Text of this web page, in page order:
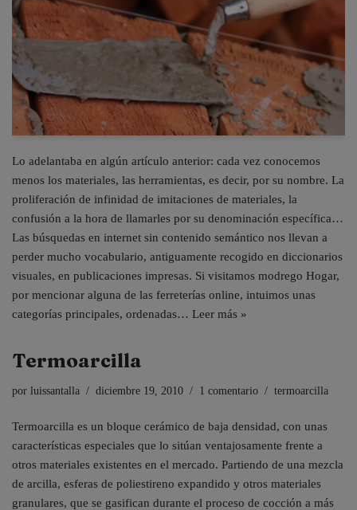
Lo adelantaba en algún artículo anterior: cada vez conocemos
menos los materiales, las herramientas, es decir, por su nombre. La
proliferación de infinidad de imitaciones de materiales, la
confusión a la hora de llamarles por su denominación específica…
Las búsquedas en internet sin contenido semántico nos llevan a
perder mucho vocabulario, antiguamente recogido en diccionarios
visuales, en publicaciones impresas. Si visitamos modrego Hogar,
por mencionar alguna de las ferreterías online, intuimos unas
categorías principales, ordenadas… Leer más »
Termoarcilla
por luissantalla diciembre 19, 2010 1 comentario termoarcilla
Termoarcilla es un bloque cerámico de baja densidad, con unas
características especiales que lo sitúan ventajosamente frente a
otros materiales existentes en el mercado. Partiendo de una mezcla
de arcilla, esferas de poliestireno expandido y otros materiales
granulares, que se gasifican durante el proceso de cocción a más